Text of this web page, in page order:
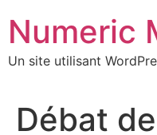
contenu
Numeric
Un site utilisant
Débat